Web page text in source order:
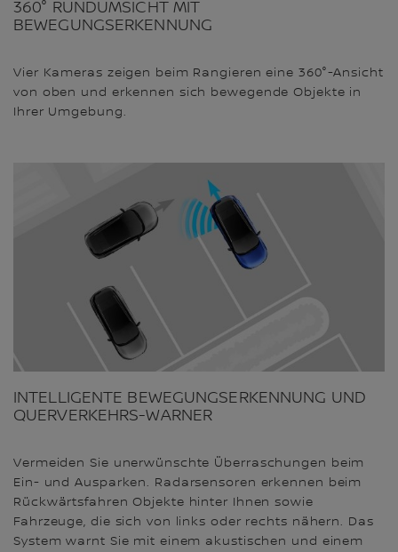
360° RUNDUMSICHT MIT
BEWEGUNGSERKENNUNG
Vier Kameras zeigen beim Rangieren eine 360°-Ansicht
von oben und erkennen sich bewegende Objekte in
Ihrer Umgebung.
INTELLIGENTE BEWEGUNGSERKENNUNG UND
QUERVERKEHRS-WARNER
Vermeiden Sie unerwünschte Überraschungen beim
Ein- und Ausparken. Radarsensoren erkennen beim
Rückwärtsfahren Objekte hinter Ihnen sowie
Fahrzeuge, die sich von links oder rechts nähern. Das
System warnt Sie mit einem akustischen und einem